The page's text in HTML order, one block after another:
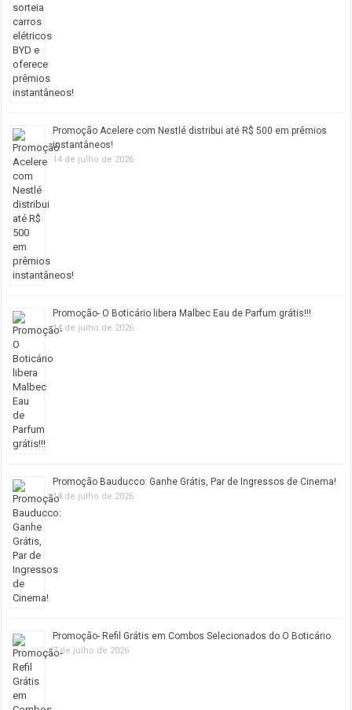
Promoção Acelere com Nestlé distribui até R$ 500 em prêmios
instantâneos!
14 de julho de 2026
Promoção- O Boticário libera Malbec Eau de Parfum grátis!!!
14 de julho de 2026
Promoção Bauducco: Ganhe Grátis, Par de Ingressos de Cinema!
14 de julho de 2026
Promoção- Refil Grátis em Combos Selecionados do O Boticário
7 de julho de 2026